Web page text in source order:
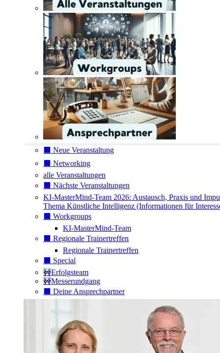
⬛️ Neue Veranstaltung
⬛️ Networking
alle Veranstaltungen
⬛️ Nächste Veranstaltungen
KI-MasterMind-Team 2026: Austausch, Praxis und
Thema Künstliche Intelligenz (Informationen für
⬛️ Workgroups
KI-MasterMind-Team
⬛️ Regionale Trainertreffen
Regionale Trainertreffen
⬛️ Special
🚧Erfolgsteam
🚧Messerundgang
⬛️ Deine Ansprechpartner